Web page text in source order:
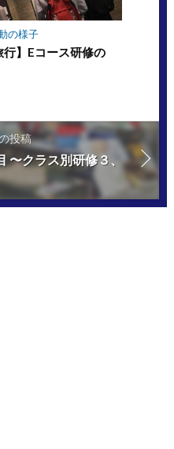
の様子
行】Eコース研修の
投稿
〜クラス別研修３、